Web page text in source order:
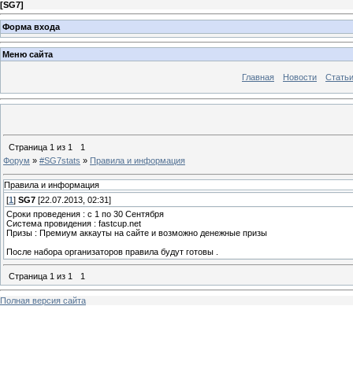
[SG7]
Форма входа
Меню сайта
Главная Новости Статьи
Страница 1 из 1
1
Форум » #SG7stats » Правила и информация
Правила и информация
[1 ] SG7 [22.07.2013, 02:31]
Сроки проведения : с 1 по 30 Сентября
Система провидения : fastcup.net
Призы : Премиум аккауты на сайте и возможно денежные призы
После набора организаторов правила будут готовы .
Страница 1 из 1 1
Полная версия сайта